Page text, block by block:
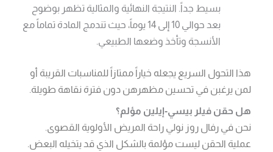
بسيط جداً. النتيجة النهائية والمثالية تظهر بوضوح
بعد حوالي 10 إلى 14 يوماً، حيث تندمج المادة تماماً مع
الأنسجة وتأخذ وضعها الطبيعي.
هذا التحول السريع يجعله خياراً ممتازاً للمناسبات القريبة أو
لمن يرغبن في تحسين مظهرهن دون فترة نقاهة طويلة.
هل حقن فيلر بيسي-إيلين مؤلم؟
نحن في رفال روز نولي راحة المريض الأولوية القصوى.
عملية الحقن ليست مؤلمة بالشكل الذي قد يتخيله البعض.